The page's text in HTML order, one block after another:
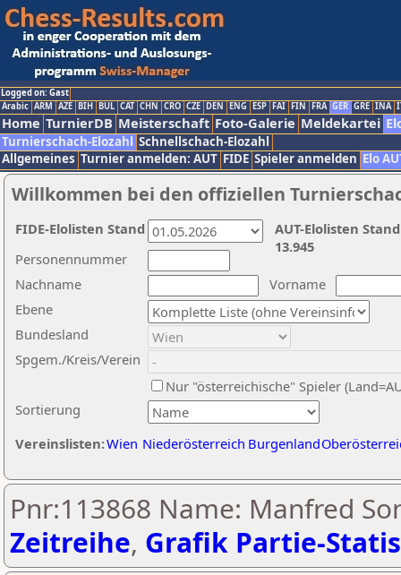
Logged on: Gast
Arabic ARM AZE BIH BUL CAT CHN CRO CZE DEN ENG ESP FAI FIN FRA GER GRE INA
Home TurnierDB Meisterschaft Foto-Galerie Meldekartei
Turnierschach-Elozahl Schnellschach-Elozahl
Allgemeines Turnier anmelden: AUT FIDE Spieler anmelden Elo
Willkommen bei den offiziellen
Nachname
Vorname
Ebene
Sortierung
Personennummer
Bundesland
Spgem./Kreis/Verein
Nur "österreichische" Spieler
Vereinslisten:Wien Niederösterreich Burgenland
AUT-Elolisten
13.945
FIDE-Elolisten Stand
Pnr:113868 Name: Manfred
Zeitreihe, Grafik Partie-